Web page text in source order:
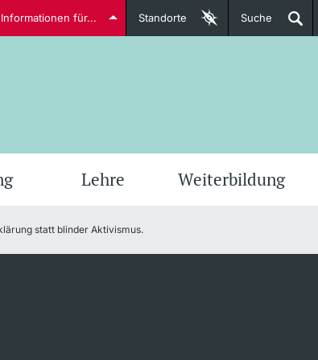
Dozierende
Informationen für... Standorte Suche
Lehre Weiterbildung
statt blinder Aktivismus.